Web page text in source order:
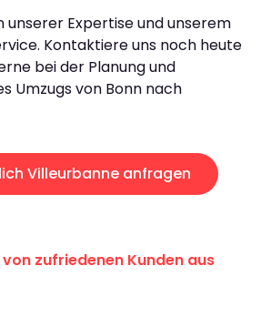
unserer Expertise und unserem
Kontaktiere uns noch heute
bei der Planung und
Umzugs von Bonn nach
Villeurbanne anfragen
zufriedenen Kunden aus